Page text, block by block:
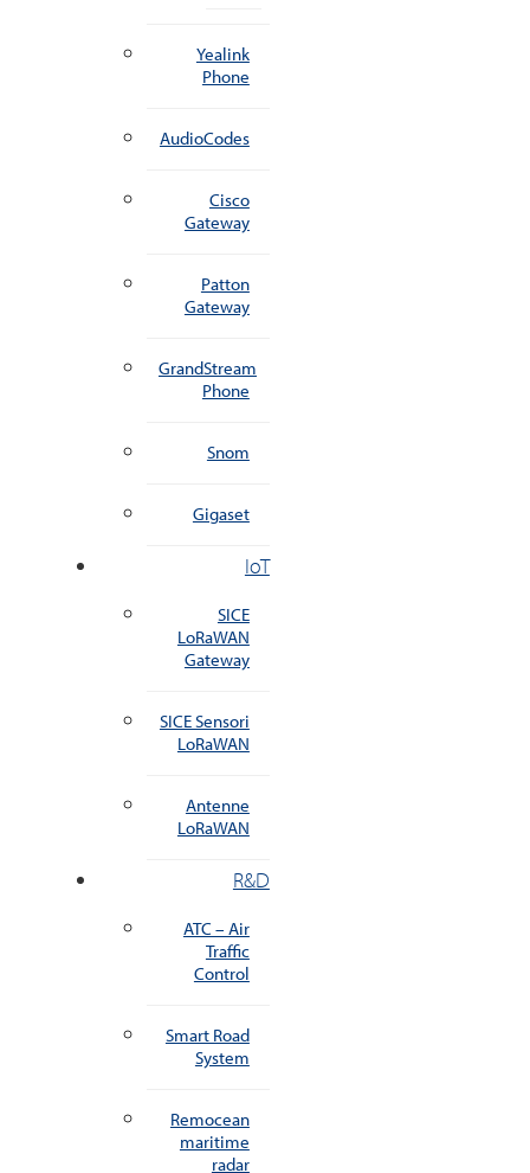
Yealink
Phone
AudioCodes
Cisco
Gateway
Patton
Gateway
GrandStream
Phone
Snom
Gigaset
IoT
SICE
LoRaWAN
Gateway
SICE Sensori
LoRaWAN
Antenne
LoRaWAN
R&D
ATC – Air
Traffic
Control
Smart Road
System
Remocean
maritime
radar